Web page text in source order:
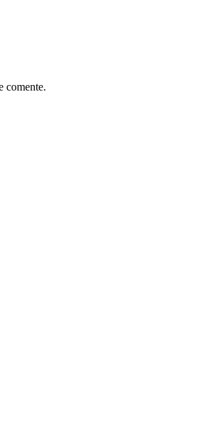
comente.